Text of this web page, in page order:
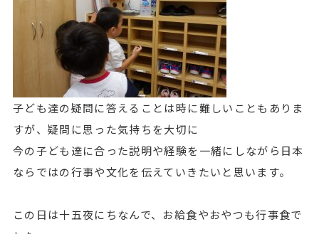
子ども達の疑問に答えることは時に難しいこともありま
すが、疑問に思った気持ちを大切に
今の子ども達に合った説明や経験を一緒にしながら日本
ならではの行事や文化を伝えていきたいと思います。
この日は十五夜にちなんで、お給食やおやつも行事食で